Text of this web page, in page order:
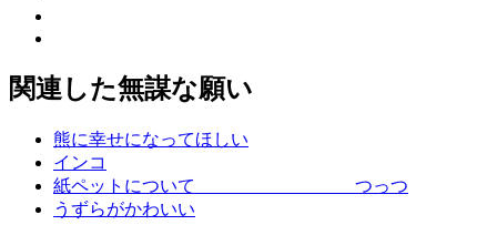
関連した無謀な願い
熊に幸せになってほしい
インコ
紙ペットについて つっつ
うずらがかわいい